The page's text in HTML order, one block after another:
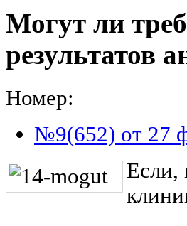
Могут ли
результатов
Номер:
№9(652) от 27
Если,